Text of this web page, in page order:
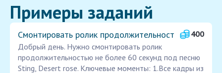
Примеры заданий
Смонтировать ролик продолжительност
400
Добрый день. Нужно смонтировать ролик
продолжительностью не более 60 секунд под песню
Sting, Desert rose. Ключевые моменты: 1.Все кадры из